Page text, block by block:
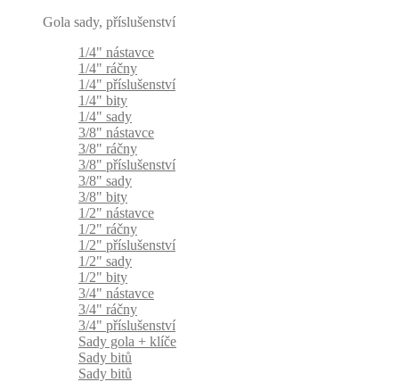
Gola sady, příslušenství
1/4" nástavce
1/4" ráčny
1/4" příslušenství
1/4" bity
1/4" sady
3/8" nástavce
3/8" ráčny
3/8" příslušenství
3/8" sady
3/8" bity
1/2" nástavce
1/2" ráčny
1/2" příslušenství
1/2" sady
1/2" bity
3/4" nástavce
3/4" ráčny
3/4" příslušenství
Sady gola + klíče
Sady bitů
Sady bitů